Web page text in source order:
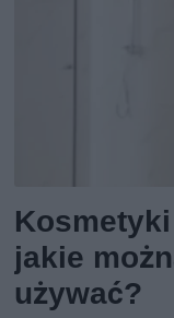
jakie
używać?